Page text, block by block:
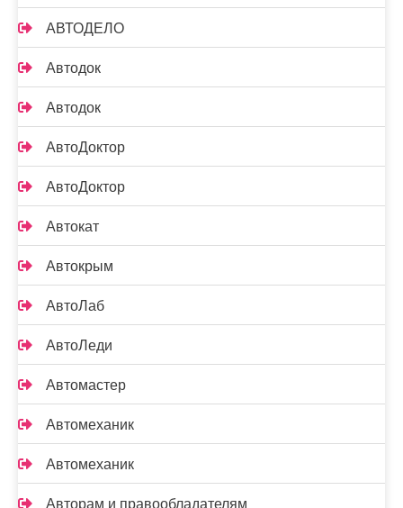
АВТОДЕЛО
Автодок
Автодок
АвтоДоктор
АвтоДоктор
Автокат
Автокрым
АвтоЛаб
АвтоЛеди
Автомастер
Автомеханик
Автомеханик
Авторам и правообладателям